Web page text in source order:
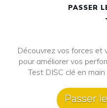
PASSER
Découvrez vos forces et
pour améliorer vos
Test DISC clé en
Passer